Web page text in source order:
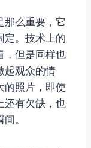
那么重要，它
定。技术上的
，但是同样也
起观众的情
的照片，即使
还有欠缺，也
。